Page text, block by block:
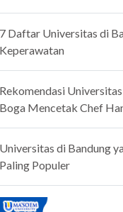
Daftar Universitas di
Mencetak Chef
di Bandung
Populer